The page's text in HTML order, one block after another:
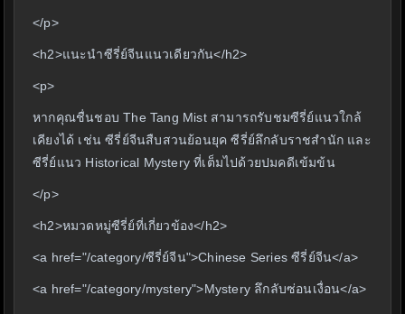
</p>
<h2>แนะนำซีรี่ย์จีนแนวเดียวกัน</h2>
<p>
หากคุณชื่นชอบ The Tang Mist สามารถรับชมซีรี่ย์แนวใกล้
เคียงได้ เช่น ซีรี่ย์จีนสืบสวนย้อนยุค ซีรี่ย์ลึกลับราชสำนัก และ
ซีรี่ย์แนว Historical Mystery ที่เต็มไปด้วยปมคดีเข้มข้น
</p>
<h2>หมวดหมู่ซีรี่ย์ที่เกี่ยวข้อง</h2>
<a href="/category/ซีรี่ย์จีน">Chinese Series ซีรี่ย์จีน</a>
<a href="/category/mystery">Mystery ลึกลับซ่อนเงื่อน</a>